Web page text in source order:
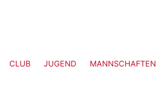
CLUB JUGEND MANNSCHAFTEN